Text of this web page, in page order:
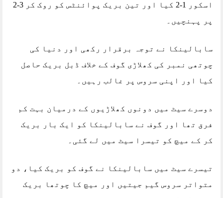
اسکور 1-2 کیا اور تین بریک پوائنٹس کو روک کر 3-2
پر پہنچیں۔
سابالینکا نے توجہ برقرار رکھی اور دنیا کی
چوتھی نمبر کی کھلاڑی گوف کے خلاف ڈبل بریک حاصل
کیا اور اپنی سروس پر غالب رہیں۔
دوسرے سیٹ میں دونوں کھلاڑیوں کے درمیان بہت کم
فرق تھا اور گوف نے سابالینکا کو ایک بار بریک
کر کے میچ کو تیسرا سیٹ میں لے گئی۔
تیسرے سیٹ میں سابالینکا نے گوف کو بریک کیا، دو
متواتر سروس گیم جیتیں اور میچ کا چوتھا بریک